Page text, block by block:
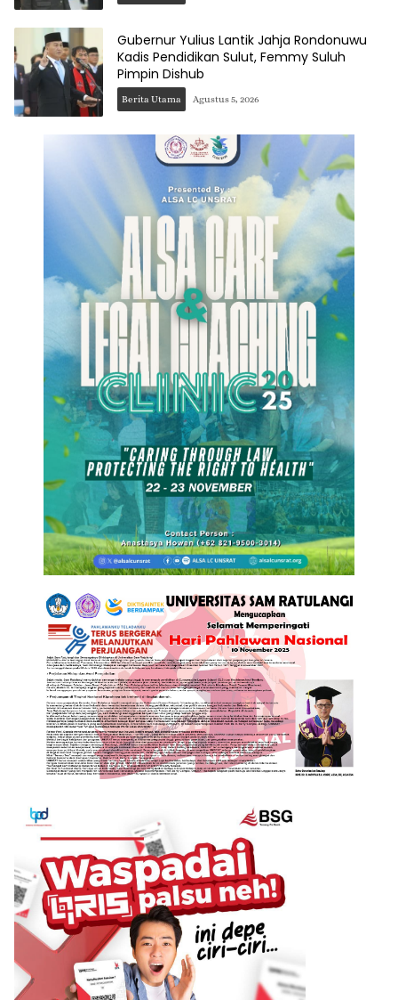
Gubernur Yulius Lantik Jahja Rondonuwu
Kadis Pendidikan Sulut, Femmy Suluh
Pimpin Dishub
Berita Utama Agustus 5, 2026